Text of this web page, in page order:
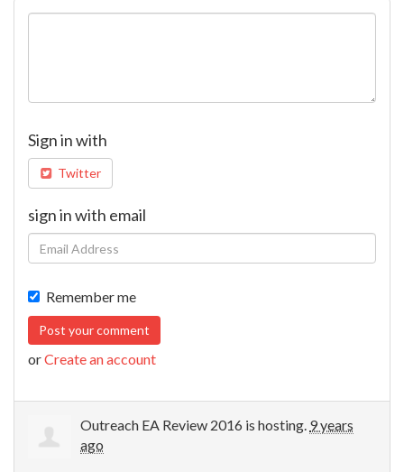
Sign in with
Twitter
sign in with email
Remember me
orCreate an account
Outreach EA Review 2016 is hosting. 9 years
ago